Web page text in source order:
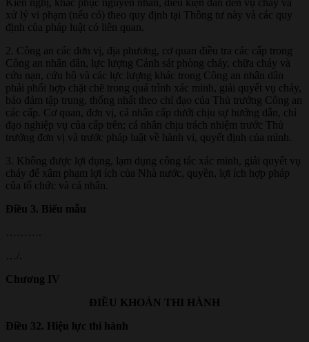
xử lý vi phạm (nếu có) theo quy định tại Thông tư này và các quy
định của pháp luật có liên quan.
2. Công an các đơn vị, địa phương, cơ quan điều tra các cấp trong
Công an nhân dân, lực lượng Cảnh sát phòng cháy, chữa cháy và
cứu nạn, cứu hộ và các lực lượng khác trong Công an nhân dân
phải phối hợp chặt chẽ trong quá trình xác minh, giải quyết vụ cháy,
bảo đảm tập trung, thống nhất theo chỉ đạo của Thủ trưởng Công an
các cấp. Cơ quan, đơn vị, cá nhân cấp dưới chịu sự hướng dẫn, chỉ
đạo nghiệp vụ của cấp trên; cá nhân chịu trách nhiệm trước Thủ
trưởng đơn vị và trước pháp luật về hành vi, quyết định của mình.
3. Không được lợi dụng, lạm dụng công tác xác minh, giải quyết vụ
cháy để xâm phạm lợi ích của Nhà nước, quyền, lợi ích hợp pháp
của tổ chức và cá nhân.
Điều 3. Biểu mẫu
……….
…/.
Chương IV
ĐIỀU KHOẢN THI HÀNH
Điều 32. Hiệu lực thi hành